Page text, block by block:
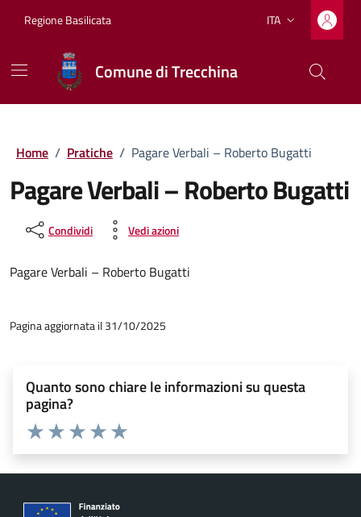
Regione Basilicata Lingua attiva:
ITA
Comune di Trecchina
Home / Pratiche / Pagare Verbali – Roberto Bugatti
Pagare Verbali – Roberto Bugatti
Condividi Vedi azioni
Pagare Verbali – Roberto Bugatti
Pagina aggiornata il 31/10/2025
Quanto sono chiare le informazioni su questa
pagina?
Valuta 5 stelle su 5
Valuta 4 stelle su 5
Valuta 3 stelle su 5
Valuta 2 stelle su 5
Valuta 1 stelle su 5